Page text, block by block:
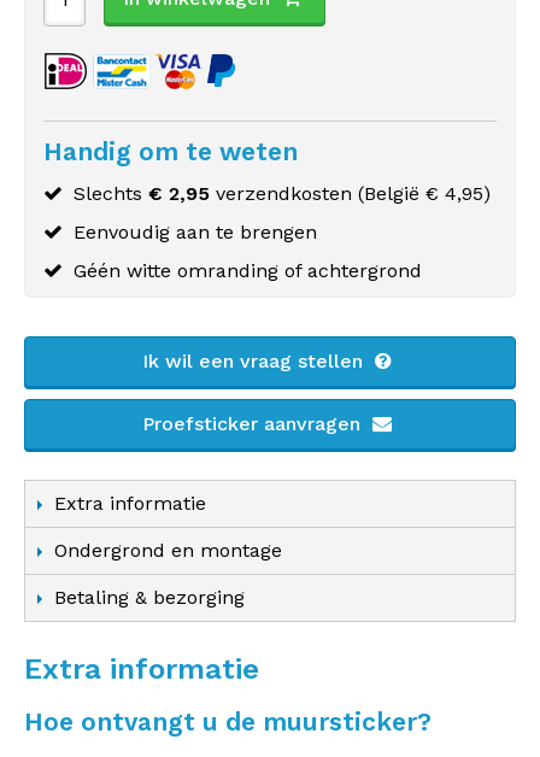
Handig om te weten
Slechts € 2,95 verzendkosten (België € 4,95)
Eenvoudig aan te brengen
Géén witte omranding of achtergrond
Ik wil een vraag stellen
Proefsticker aanvragen
Extra informatie
Ondergrond en montage
Betaling & bezorging
Extra informatie
Hoe ontvangt u de muursticker?